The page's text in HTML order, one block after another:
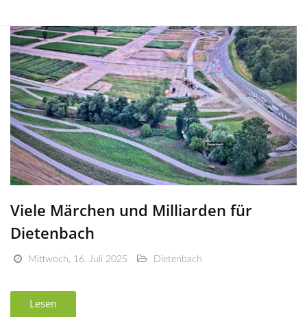
Viele Märchen und Milliarden für
Dietenbach
Mittwoch, 16. Juli 2025 Dietenbach
Lesen